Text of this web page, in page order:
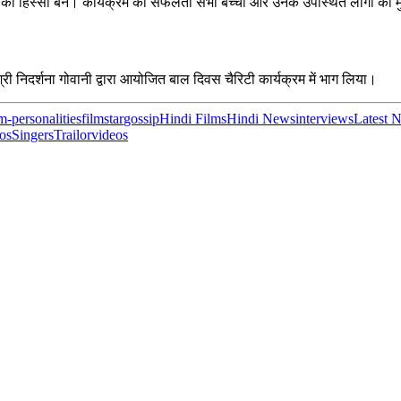
गोवानी द्वारा आयोजित बाल दिवस चैरिटी कार्यक्रम में भाग लिया।
personalitiesfilmstargossipHindi FilmsHindi NewsinterviewsLatest
SingersTrailorvideos